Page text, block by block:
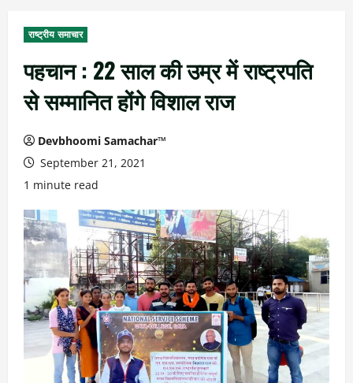
राष्ट्रीय समाचार
पहचान : 22 साल की उम्र में राष्ट्रपति
से सम्मानित होंगे विशाल राज
Devbhoomi Samachar™
September 21, 2021
1 minute read